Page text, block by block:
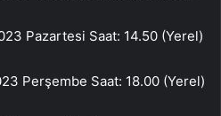
Pazartesi Saat: 14.50 (Yerel)
Perşembe Saat: 18.00 (Yerel)